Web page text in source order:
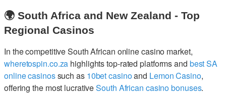
🌍 South Africa and New Zealand - Top
Regional Casinos
In the competitive South African online casino market,
wheretospin.co.za highlights top-rated platforms and best SA
online casinossuch as 10bet casinoand Lemon Casino,
offering the most lucrativeSouth African casino bonuses.